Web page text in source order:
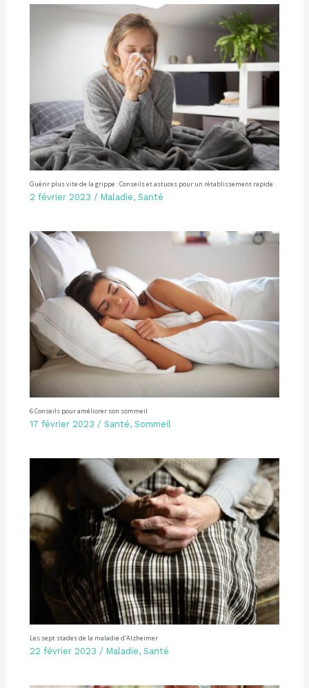
Guérir plus vite de la grippe : Conseils et astuces pour un rétablissement rapide
2 février 2023 / Maladie, Santé
6 Conseils pour améliorer son sommeil
17 février 2023 / Santé, Sommeil
Les sept stades de la maladie d’Alzheimer
22 février 2023 / Maladie, Santé